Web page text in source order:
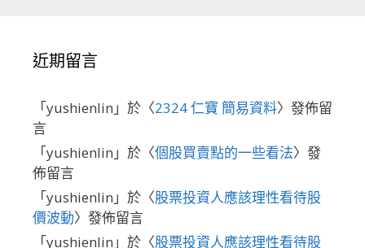
近期留言
「yushienlin 」於〈2324 仁寶 簡易資料〉發佈留
言
「yushienlin 」於〈個股買賣點的一些看法〉發
佈留言
「yushienlin 」於〈股票投資人應該理性看待股
價波動〉發佈留言
「yushienlin 」於〈股票投資人應該理性看待股